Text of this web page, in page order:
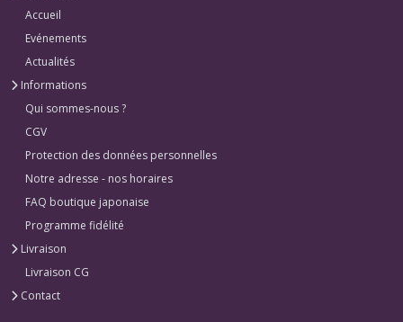
Accueil
Evénements
Actualités
Informations
Qui sommes-nous ?
CGV
Protection des données personnelles
Notre adresse - nos horaires
FAQ boutique japonaise
Programme fidélité
Livraison
Livraison CG
Contact